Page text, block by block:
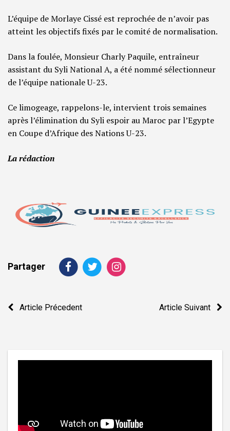
L’équipe de Morlaye Cissé est reprochée de n’avoir pas
atteint les objectifs fixés par le comité de normalisation.
Dans la foulée, Monsieur Charly Paquile, entraîneur
assistant du Syli National A, a été nommé sélectionneur
de l’équipe nationale U-23.
Ce limogeage, rappelons-le, intervient trois semaines
après l’élimination du Syli espoir au Maroc par l’Egypte
en Coupe d’Afrique des Nations U-23.
La rédaction
Partager
Navigation
Article Précedent Article Suivant